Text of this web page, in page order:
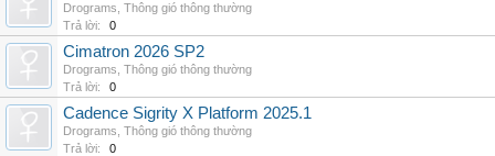
Drograms Thông gió thông thường
Trả lời:
0
Cimatron 2026 SP2
Drograms Thông gió thông thường
Trả lời:
0
Cadence Sigrity X Platform 2025.1
Drograms Thông gió thông thường
Trả lời:
0